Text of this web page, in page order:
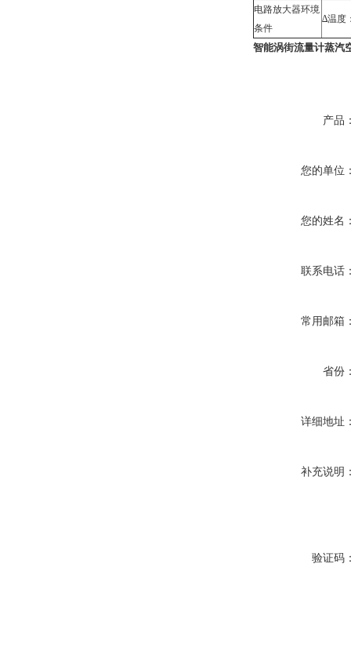
电路放大器环境
条件
∆温度
智能涡街流量计蒸汽
产品
您的单位
您的姓名
联系电话
常用邮箱
省份
详细地址
补充说明
验证码